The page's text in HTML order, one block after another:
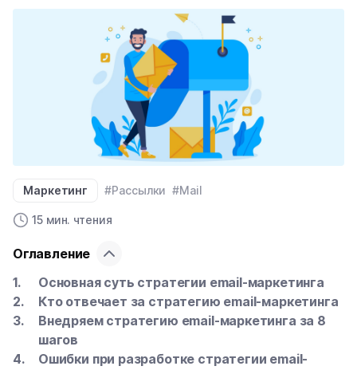
Маркетинг #Рассылки #Mail
15 мин. чтения
Оглавление
Основная суть стратегии email-маркетинга
Кто отвечает за стратегию email-маркетинга
Внедряем стратегию email-маркетинга за 8
шагов
Ошибки при разработке стратегии email-